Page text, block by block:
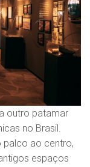
outro patamar
no Brasil.
palco ao centro,
espaços